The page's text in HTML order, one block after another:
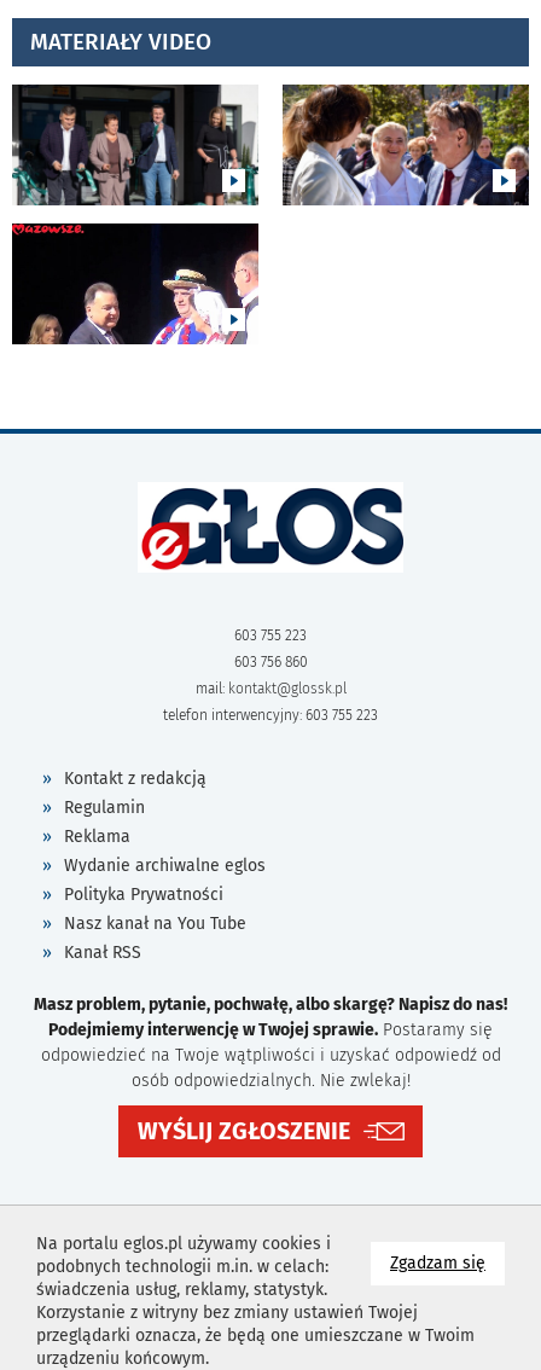
Zgadzam się
Na portalu eglos.pl używamy cookies i
podobnych technologii m.in. w celach:
świadczenia usług, reklamy, statystyk.
Korzystanie z witryny bez zmiany ustawień Twojej
przeglądarki oznacza, że będą one umieszczane w Twoim
urządzeniu końcowym.
MATERIAŁY VIDEO
603 755 223
603 756 860
mail: kontakt@glossk.pl
telefon interwencyjny: 603 755 223
Kontakt z redakcją
Regulamin
Reklama
Wydanie archiwalne eglos
Polityka Prywatności
Nasz kanał na You Tube
Kanał RSS
Masz problem, pytanie, pochwałę, albo skargę? Napisz do nas!
Podejmiemy interwencję w Twojej sprawie. Postaramy się
odpowiedzieć na Twoje wątpliwości i uzyskać odpowiedź od
osób odpowiedzialnych. Nie zwlekaj!
WYŚLIJ ZGŁOSZENIE
Projekt i wykonanie